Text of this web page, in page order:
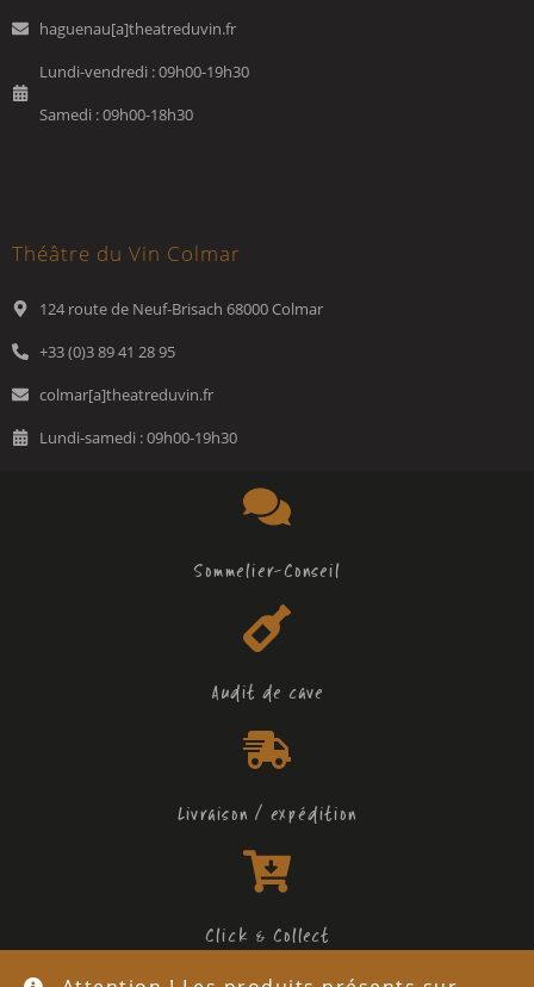
haguenau[a]theatreduvin.fr
Lundi-vendredi : 09h00-19h30
Samedi : 09h00-18h30
Théâtre du Vin Colmar
124 route de Neuf-Brisach 68000 Colmar
+33 (0)3 89 41 28 95
colmar[a]theatreduvin.fr
Lundi-samedi : 09h00-19h30
Sommelier-Conseil
Audit de cave
Livraison / expédition
Click & Collect